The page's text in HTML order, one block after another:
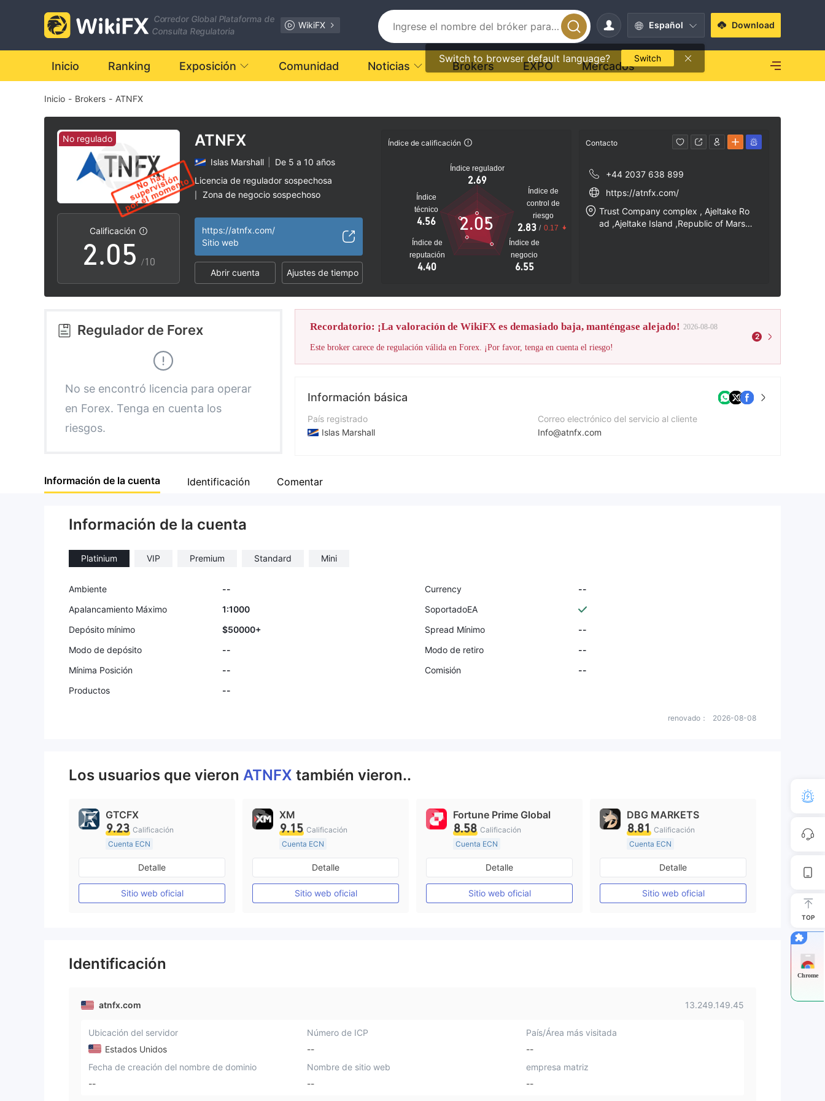
Corredor Global Plataforma de
Consulta Regulatoria
WikiFX Español
Switch to browser default language? Switch
Download
Inicio Ranking Exposición Comunidad Noticias Brokers EXPO Mercados
Inicio - Brokers - ATNFX
No regulado
Calificación
0
1
2
3
4
6
7
8
9
.0
1
2
4
6
7
8
9
0
1
2
3
4
5
6
7
9
/10
ATNFX
Islas Marshall
De 5 a 10 años
Licencia de regulador sospechosa
Zona de negocio sospechoso
https://atnfx.com/
Sitio web
Abrir cuenta Ajustes de tiempo
Índice de calificación
Índice regulador
2.69
Índice
técnico
4.56
Índice de
reputación
4.40
Índice de
negocio
6.55
Índice de
control de
riesgo
2.83 / 0.17
2.05
Contacto
+44 2037 638 899
https://atnfx.com/
Trust Company complex , Ajeltake Ro
ad ,Ajeltake Island ,Republic of Marsh
Regulador de Forex
No se encontró licencia para operar
en Forex. Tenga en cuenta los
riesgos.
Recordatorio: ¡La valoración de WikiFX es demasiado baja, manténgase alejado! 2026-08-08
Este broker carece de regulación válida en Forex. ¡Por favor, tenga en cuenta el riesgo!
2
Información básica
País registrado
Islas Marshall
Empresa
Correo electrónico del servicio al cliente
Info@atnfx.com
Información de la cuenta Identificación Comentar
Información de la cuenta
Platinium VIP Premium Standard Mini
Ambiente -- Currency
--
Apalancamiento Máximo
1:1000
SoportadoEA
Depósito mínimo
$50000+ Spread Mínimo
--
Modo de depósito
-- Modo de retiro
--
Mínima Posición
-- Comisión
--
Productos
--
renovado： 2026-08-08
Los usuarios que vieron ATNFX también vieron..
GTCFX
9.23 Calificación
Cuenta ECN
De 15 a 20 años
Supervisión en Reino Unido
Creación Mercado Forex (MM)
Licencia completa de MT4
Detalle
Sitio web oficial
XM
9.15 Calificación
Cuenta ECN
De 15 a 20 años
Supervisión en Australia
Creación Mercado Forex (MM)
Licencia completa de MT4
Detalle
Sitio web oficial
Fortune Prime Global
8.58 Calificación
Cuenta ECN
De 15 a 20 años
Supervisión en Australia
Creación Mercado Forex (MM)
Licencia completa de MT4
Detalle
Sitio web oficial
DBG MARKETS
8.81 Calificación
Cuenta ECN
De 10 a 15 años
Supervisión en Australia
Creación Mercado Forex (MM)
Licencia completa de MT4
Detalle
Sitio web oficial
Identificación
atnfx.com 13.249.149.45
Ubicación del servidor
Estados Unidos
Número de ICP
--
País/Área más visitada
--
Fecha de creación del nombre de dominio
--
Nombre de sitio web
--
empresa matriz
--
TOP
Chrome